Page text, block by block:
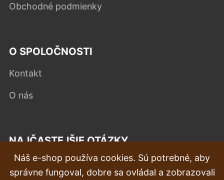
Obchodné podmienky
O SPOLOČNOSTI
Kontakt
O nás
NAJČASTEJŠIE OTÁZKY
Reklamácia
Náš e-shop používa cookies. Sú potrebné, aby
správne fungoval, dobre sa ovládal a zobrazovali